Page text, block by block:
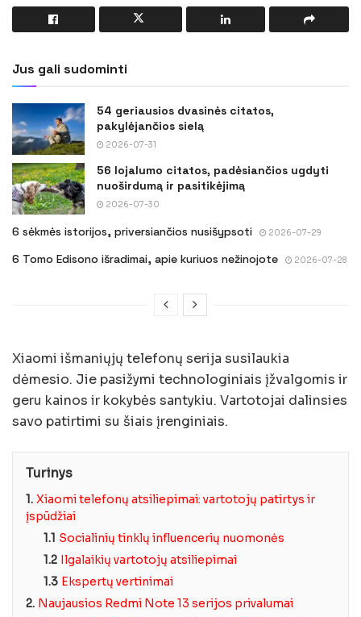
Jus gali sudominti
54 geriausios dvasinės citatos,
pakylėjančios sielą
2026-07-31
56 lojalumo citatos, padėsiančios ugdyti
nuoširdumą ir pasitikėjimą
2026-07-30
6 sėkmės istorijos, priversiančios nusišypsoti 2026-07-29
6 Tomo Edisono išradimai, apie kuriuos nežinojote 2026-07-28
Xiaomi išmaniųjų telefonų serija susilaukia
dėmesio. Jie pasižymi technologiniais įžvalgomis ir
geru kainos ir kokybės santykiu. Vartotojai dalinsies
savo patirtimi su šiais įrenginiais.
Turinys
1. Xiaomi telefonų atsiliepimai: vartotojų patirtys ir
įspūdžiai
1.1 Socialinių tinklų influencerių nuomonės
1.2 Ilgalaikių vartotojų atsiliepimai
1.3 Ekspertų vertinimai
2. Naujausios Redmi Note 13 serijos privalumai